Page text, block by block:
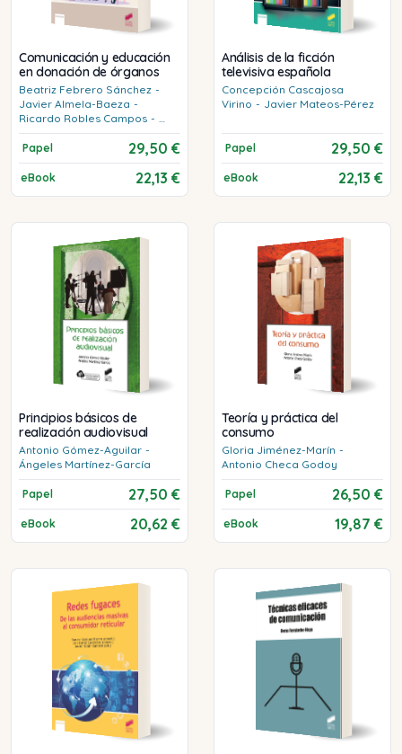
Comunicación y educación
en donación de órganos
Beatriz Febrero Sánchez -
Javier Almela-Baeza -
Ricardo Robles Campos -
Pablo Ramírez Romero
Papel
29,50 €
eBook 22,13 €
Análisis de la ficción
televisiva española
Concepción Cascajosa
Virino - Javier Mateos-Pérez
Papel 29,50 €
eBook 22,13 €
Principios básicos de
realización audiovisual
Antonio Gómez-Aguilar -
Ángeles Martínez-García
Papel 27,50 €
eBook 20,62 €
Teoría y práctica del
consumo
Gloria Jiménez-Marín -
Antonio Checa Godoy
Papel 26,50 €
eBook 19,87 €